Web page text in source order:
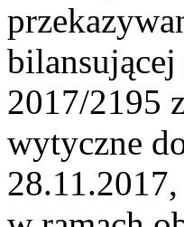
2017/2195
wytyczne